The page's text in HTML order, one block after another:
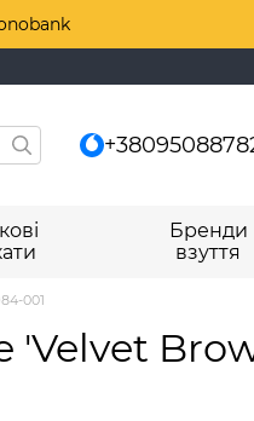
Бренди
взуття
001
'Velvet